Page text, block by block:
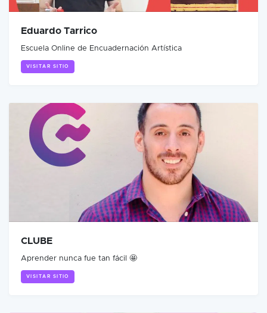
Eduardo Tarrico
Escuela Online de Encuadernación Artística
VISITAR SITIO
CLUBE
Aprender nunca fue tan fácil 🤩
VISITAR SITIO